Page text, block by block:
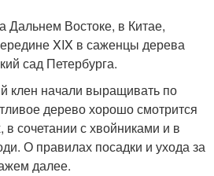
Дальнем Востоке, в Китае,
XIX в саженцы дерева
сад Петербурга.
клен начали выращивать по
дерево хорошо смотрится
сочетании с хвойниками и в
О правилах посадки и ухода за
далее.